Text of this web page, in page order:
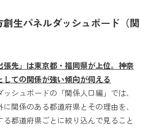
創生パネルダッシュボード（関
張先」は東京都・福岡県が上位。神奈
ての関係が強い傾向が伺える
シュボードの「関係人口編」では、
関係のある都道府県とその理由を、
都道府県ごとに絞り込んで見ること